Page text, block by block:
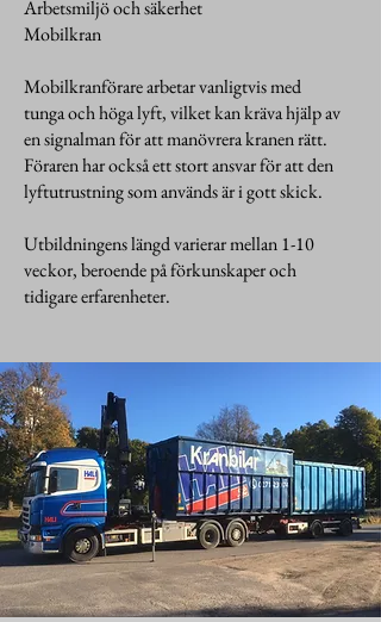
Arbetsmiljö och säkerhet
Mobilkran
Mobilkranförare arbetar vanligtvis med
tunga och höga lyft, vilket kan kräva hjälp av
en signalman för att manövrera kranen rätt.
Föraren har också ett stort ansvar för att den
lyftutrustning som används är i gott skick.
Utbildningens längd varierar mellan 1-10
veckor, beroende på förkunskaper och
tidigare erfarenheter.